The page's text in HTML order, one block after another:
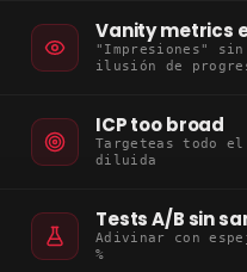
Vanity metrics
"Impresiones"
ilusión de
ICP too broad
Targeteas todo el
diluida
Tests A/B sin
Adivinar con
%